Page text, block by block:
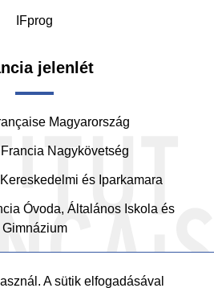
IFprog
jelenlét
Magyarország
Nagykövetség
és Iparkamara
Óvoda, Általános Iskola és
Gimnázium
A sütik elfogadásával